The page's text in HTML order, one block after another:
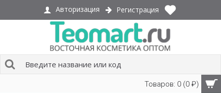
Авторизация Регистрация
Товаров: 0 (0 ₽)